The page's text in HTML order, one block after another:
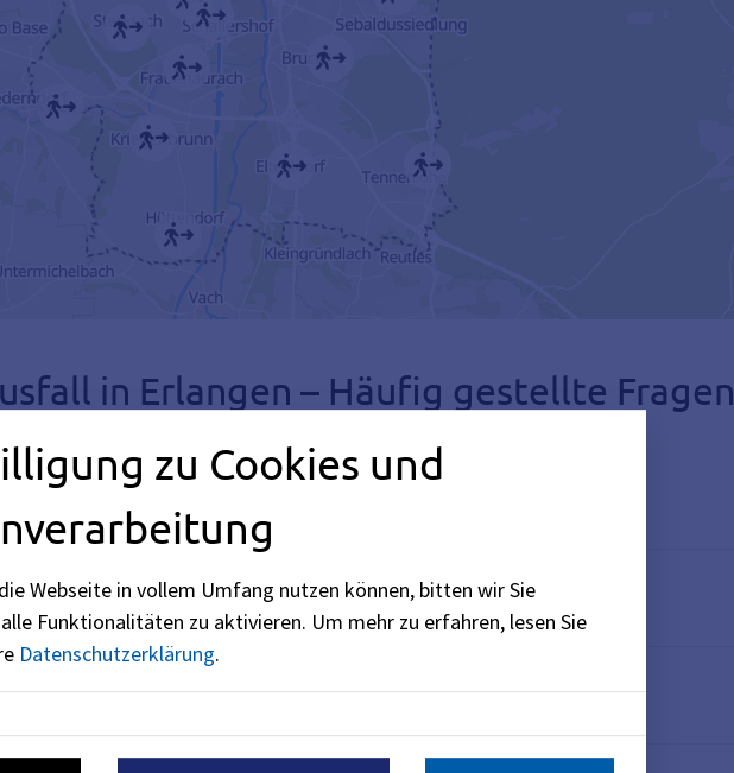
in Erlangen – Häufig gestellte Fragen
Stromausfall?
Stromausfall für Erlangen?
von einem größeren Stromausfall unterscheiden?
zu Cookies und
Webseite in vollem Umfang nutzen können, bitten wir Sie
Funktionalitäten zu aktivieren. Um mehr zu erfahren, lesen Sie
Datenschutzerklärung.